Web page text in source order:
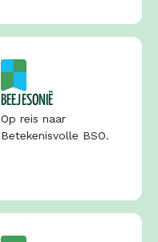
BEEJESONIË
Op reis naar
Betekenisvolle BSO.